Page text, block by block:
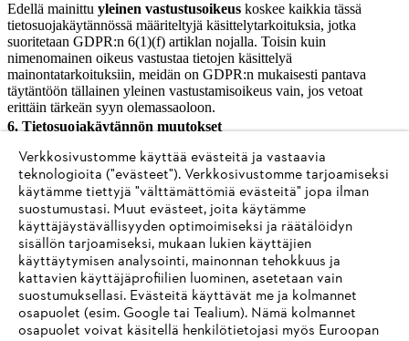
Edellä mainittu yleinen vastustusoikeus koskee kaikkia tässä
tietosuojakäytännössä määriteltyjä käsittelytarkoituksia, jotka
suoritetaan GDPR:n 6(1)(f) artiklan nojalla. Toisin kuin
nimenomainen oikeus vastustaa tietojen käsittelyä
mainontatarkoituksiin, meidän on GDPR:n mukaisesti pantava
täytäntöön tällainen yleinen vastustamisoikeus vain, jos vetoat
erittäin tärkeän syyn olemassaoloon.
6. Tietosuojakäytännön muutokset
Tätä tietosuojakäytäntöä tarkistetaan aina, kun verkkosivustoomme
tehdään muutoksia tai muut olosuhteet sitä edellyttävät. Uusin versio
julkaistaan ​​aina tällä verkkosivustolla. Siksi suosittelemme, että
tarkistat tämän verkkosivuston säännöllisesti käytäntöjemme
muutosten varalta.
Tietoa toimittajille
Tuotteet
Yhteystiedot
Verkkosivustomme käyttää evästeitä ja vastaavia
teknologioita ("evästeet"). Verkkosivustomme tarjoamiseksi
käytämme tiettyjä "välttämättömiä evästeitä" jopa ilman
suostumustasi. Muut evästeet, joita käytämme
käyttäjäystävällisyyden optimoimiseksi ja räätälöidyn
sisällön tarjoamiseksi, mukaan lukien käyttäjien
käyttäytymisen analysointi, mainonnan tehokkuus ja
kattavien käyttäjäprofiilien luominen, asetetaan vain
suostumuksellasi. Evästeitä käyttävät me ja kolmannet
osapuolet (esim. Google tai Tealium). Nämä kolmannet
osapuolet voivat käsitellä henkilötietojasi myös Euroopan